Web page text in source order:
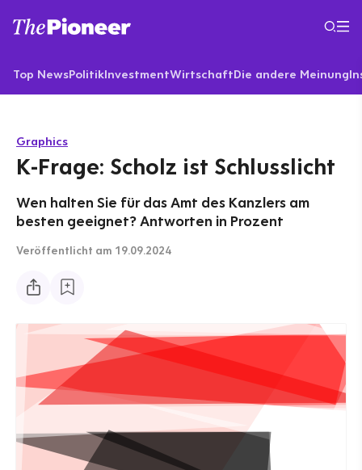
Top NewsPolitikInvestmentWirtschaftDie andere Meinung
Graphics
K-Frage: Scholz ist Schlusslicht
Wen halten Sie für das Amt des Kanzlers am
besten geeignet? Antworten in Prozent
Veröffentlicht am 19.09.2024